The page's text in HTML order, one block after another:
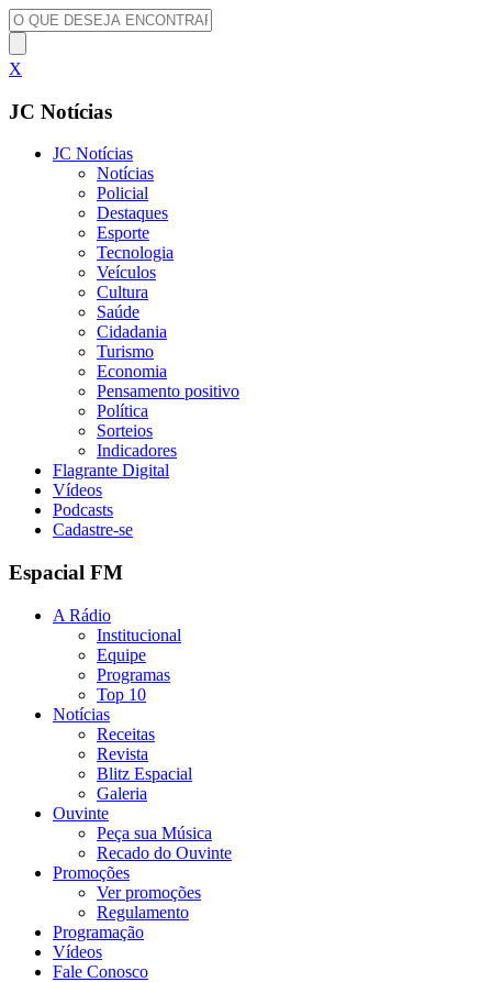
X
JC Notícias
JC Notícias
Notícias
Policial
Destaques
Esporte
Tecnologia
Veículos
Cultura
Saúde
Cidadania
Turismo
Economia
Pensamento positivo
Política
Sorteios
Indicadores
Flagrante Digital
Vídeos
Podcasts
Cadastre-se
Espacial FM
A Rádio
Institucional
Equipe
Programas
Top 10
Notícias
Receitas
Revista
Blitz Espacial
Galeria
Ouvinte
Peça sua Música
Recado do Ouvinte
Promoções
Ver promoções
Regulamento
Programação
Vídeos
Fale Conosco